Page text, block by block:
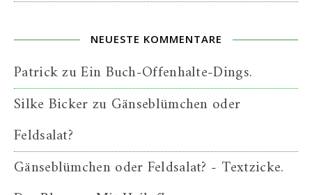
NEUESTE KOMMENTARE
PatrickzuEin Buch-Offenhalte-Dings.
Silke Bickerzu Gänseblümchen oder
Feldsalat?
Gänseblümchen oder Feldsalat? - Textzicke.